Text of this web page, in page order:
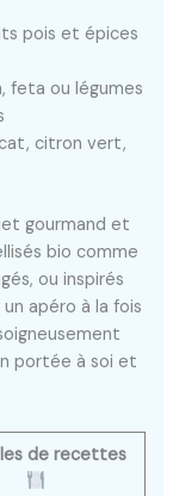
pois et épices
feta ou légumes
citron vert,
gourmand et
bio comme
ou inspirés
apéro à la fois
portée à soi et
de recettes